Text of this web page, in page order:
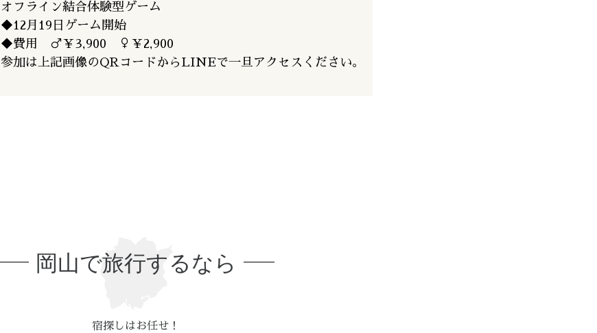
オフライン結合体験型ゲーム
◆12月19日ゲーム開始
◆費用 ♂￥3,900 ♀￥2,900
参加は上記画像のQRコードからLINEで一旦アクセスください。
岡山で旅行するなら
宿探しはお任せ！